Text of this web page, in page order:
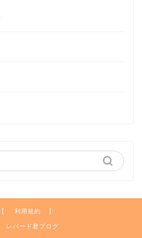
利用規約
パード君ブログ